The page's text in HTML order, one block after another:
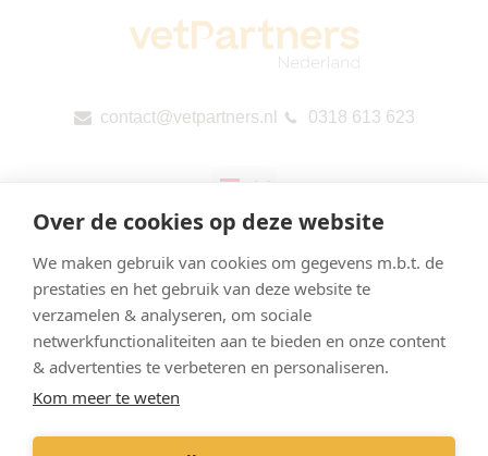
Over de cookies op deze website
We maken gebruik van cookies om gegevens m.b.t. de
prestaties en het gebruik van deze website te
verzamelen & analyseren, om sociale
netwerkfunctionaliteiten aan te bieden en onze content
& advertenties te verbeteren en personaliseren.
Kom meer te weten
contact@vetpartners.nl 0318 613 623
Privacyverklaring & Cookies
Onze praktijken
Openbare rapportage per land (CbCR) van de EU